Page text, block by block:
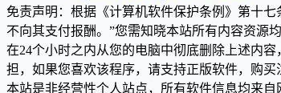
免责声明：根据《计算机软件保护条例》第十
不向其支付报酬。”您需知晓本站所有内容资源
在24个小时之内从您的电脑中彻底删除上述内
担，如果您喜欢该程序，请支持正版软件，购买
本站是非经营性个人站点，所有软件信息均来